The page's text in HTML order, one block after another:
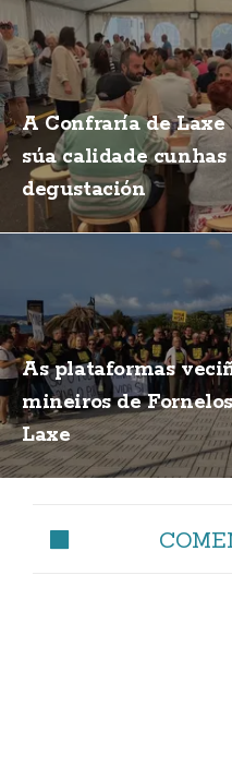
A Confraría de
súa calidade
degustación
As plataformas
mineiros de
Laxe